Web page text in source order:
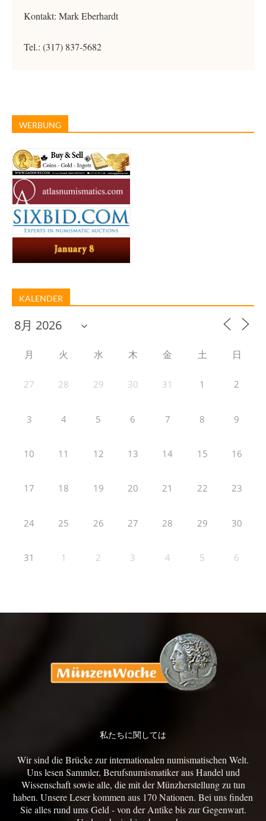
Kontakt: Mark Eberhardt
Tel.: (317) 837-5682
WERBUNG
KALENDER
月 火 水 木 金 土 日
27 28 29 30 31 1 2
3 4 5 6 7 8 9
10 11 12 13 14 15 16
17 18 19 20 21 22 23
24 25 26 27 28 29 30
31 1 2 3 4 5 6
私たちに関しては
Wir sind die Brücke zur internationalen numismatischen Welt.
Uns lesen Sammler, Berufsnumismatiker aus Handel und
Wissenschaft sowie alle, die mit der Münzherstellung zu tun
haben. Unsere Leser kommen aus 170 Nationen. Bei uns finden
Sie alles rund ums Geld - von der Antike bis zur Gegenwart.